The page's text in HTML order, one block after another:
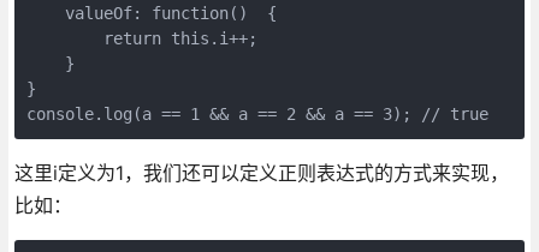
    valueOf: function()  {
        return this.i++;
    }
}
console.log(a == 1 && a == 2 && a == 3); // true
这里i定义为1，我们还可以定义正则表达式的方式来实现，
比如：